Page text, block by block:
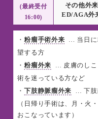
(最終受付
16:00)
その他外来
ED/AGA外
・粉瘤手術外来
… 当日に
望する方
・粉瘤外来
… 皮膚のし
術を迷っている方など
・下肢静脈瘤外来
… 下肢
（日帰り手術は、月・火
おこなっています）